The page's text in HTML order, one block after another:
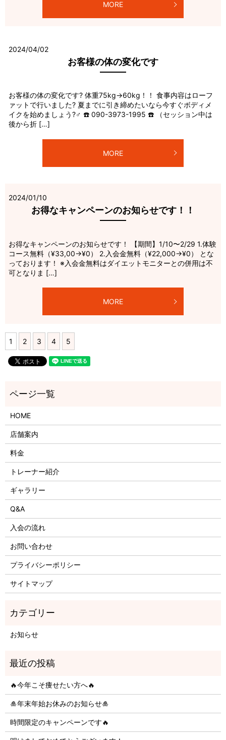
MORE
2024/04/02
お客様の体の変化です
お客様の体の変化です? 体重75kg→60kg！！ 食事内容はローフ
ァットで行いました? 夏までに引き締めたいなら今すぐボディメ
イクを始めましょう?‍♂️ ☎️ 090-3973-1995 ☎️ （セッション中は
後から折 […]
MORE
2024/01/10
お得なキャンペーンのお知らせです！！
お得なキャンペーンのお知らせです！ 【期間】1/10〜2/29 1.体験
コース無料（¥33,00→¥0） 2.入会金無料（¥22,000→¥0） とな
っております！ ※入会金無料はダイエットモニターとの併用は不
可となりま […]
MORE
1 2 3 4 5
HOME
店舗案内
料金
トレーナー紹介
ギャラリー
Q&A
入会の流れ
お問い合わせ
プライバシーポリシー
サイトマップ
お知らせ
🔥今年こそ痩せたい方へ🔥
🎍年末年始お休みのお知らせ🎍
時間限定のキャンペーンです🔥